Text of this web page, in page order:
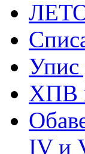
Упис
ХПВ
IV и